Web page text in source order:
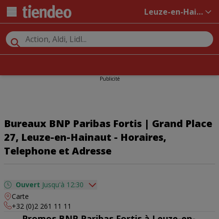
Leuze-en-Hainaut
Publicité
Bureaux BNP Paribas Fortis | Grand Place
27, Leuze-en-Hainaut - Horaires,
Telephone et Adresse
Ouvert Jusqu'à 12:30
dimanche
lundi
Carte
+32 (0)2 261 11 11